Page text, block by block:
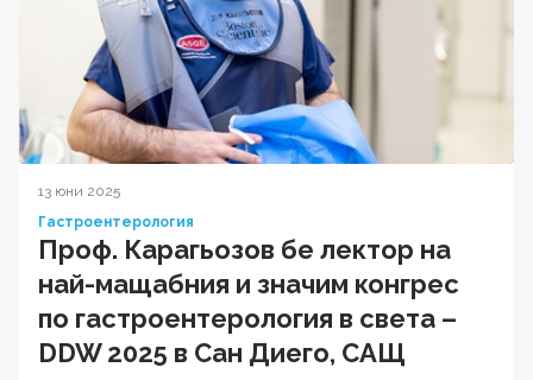
13 юни 2025
Гастроентерология
Проф. Карагьозов бе лектор на
най-мащабния и значим конгрес
по гастроентерология в света –
DDW 2025 в Сан Диего, САЩ